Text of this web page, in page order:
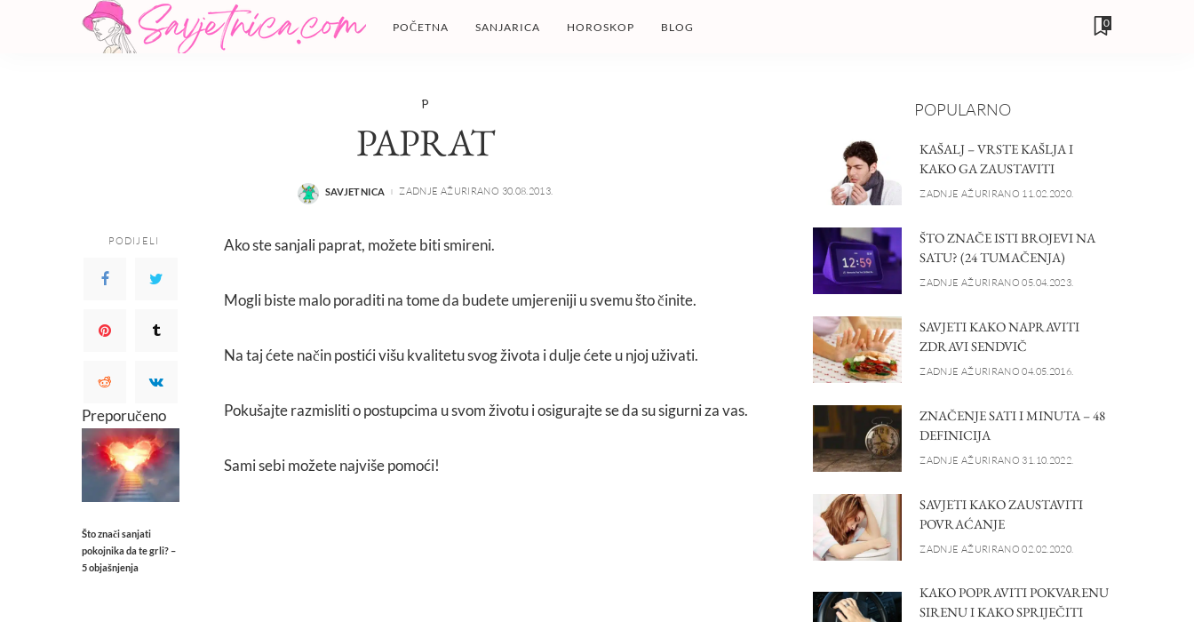
POČETNA SANJARICA HOROSKOP BLOG 0
P
PAPRAT
POSTED
SAVJETNICA ZADNJE AŽURIRANO 30.08.2013.
PODIJELI
Preporučeno
Što znači sanjati
pokojnika da te grli? –
5 objašnjenja
Ako ste sanjali paprat, možete biti smireni.
Mogli biste malo poraditi na tome da budete umjereniji u svemu što činite.
Na taj ćete način postići višu kvalitetu svog života i dulje ćete u njoj uživati.
Pokušajte razmisliti o postupcima u svom životu i osigurajte se da su sigurni za vas.
Sami sebi možete najviše pomoći!
POPULARNO
KAŠALJ – VRSTE KAŠLJA I
KAKO GA ZAUSTAVITI
ZADNJE AŽURIRANO 11.02.2020.
ŠTO ZNAČE ISTI BROJEVI NA
SATU? (24 TUMAČENJA)
ZADNJE AŽURIRANO 05.04.2023.
SAVJETI KAKO NAPRAVITI
ZDRAVI SENDVIČ
ZADNJE AŽURIRANO 04.05.2016.
ZNAČENJE SATI I MINUTA – 48
DEFINICIJA
ZADNJE AŽURIRANO 31.10.2022.
SAVJETI KAKO ZAUSTAVITI
POVRAĆANJE
ZADNJE AŽURIRANO 02.02.2020.
KAKO POPRAVITI POKVARENU
SIRENU I KAKO SPRIJEČITI